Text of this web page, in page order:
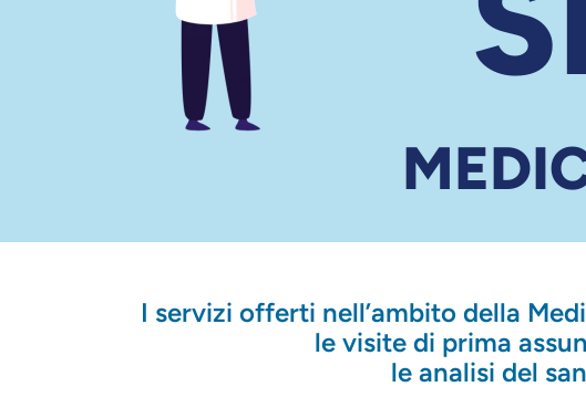
I servizi offerti nell’ambito della
le visite di prima
le analisi del